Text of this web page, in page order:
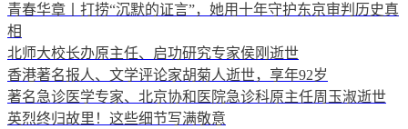
青春华章丨打捞“沉默的证言”，她用十年守护东京审判历史真
相
北师大校长办原主任、启功研究专家侯刚逝世
香港著名报人、文学评论家胡菊人逝世，享年92岁
著名急诊医学专家、北京协和医院急诊科原主任周玉淑逝世
英烈终归故里！这些细节写满敬意